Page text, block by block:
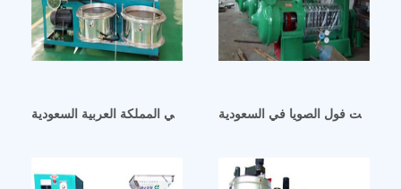
آلة زيت فول الصويا المعتمدة عضويًا في المملكة العربية السعودية
عصر زيت فول الصويا في السعودية